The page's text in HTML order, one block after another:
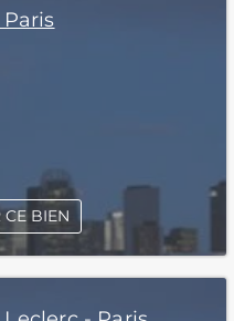
CE BIEN